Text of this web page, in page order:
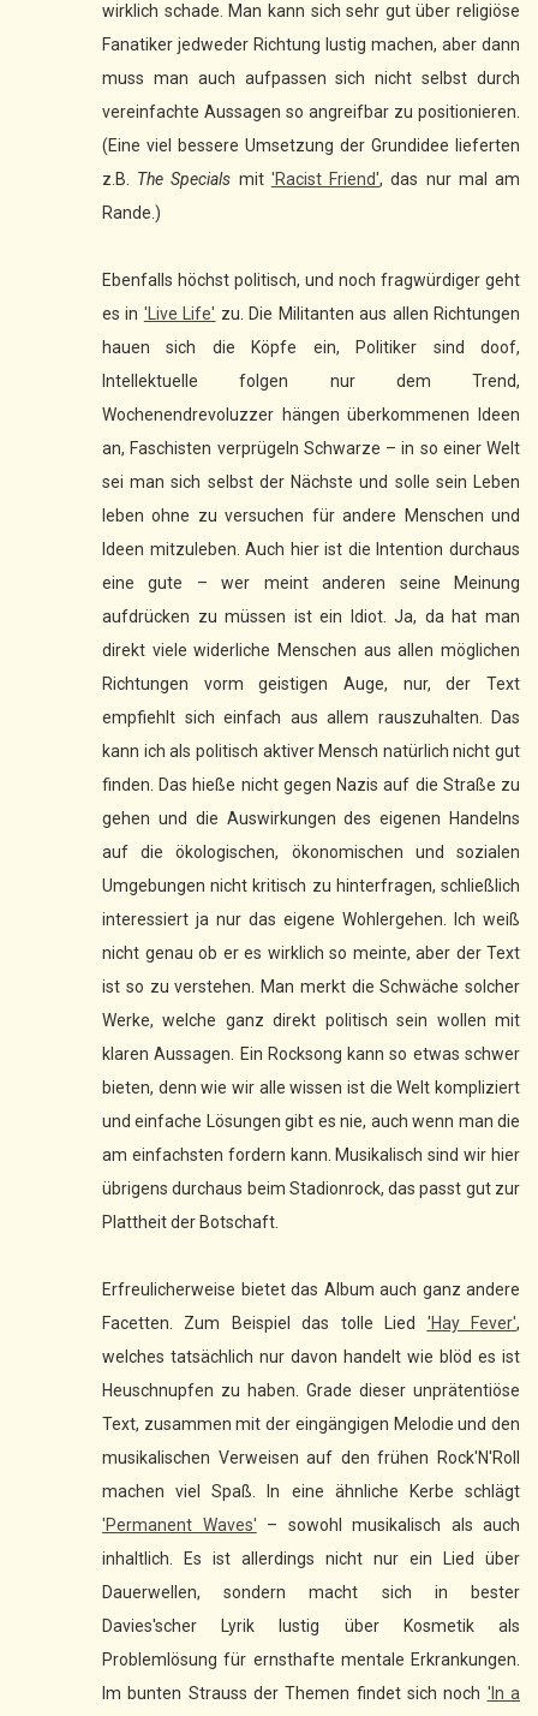
wirklich schade. Man kann sich sehr gut über religiöse
Fanatiker jedweder Richtung lustig machen, aber dann
muss man auch aufpassen sich nicht selbst durch
vereinfachte Aussagen so angreifbar zu positionieren.
(Eine viel bessere Umsetzung der Grundidee lieferten
z.B. The Specials mit 'Racist Friend', das nur mal am
Rande.)
Ebenfalls höchst politisch, und noch fragwürdiger geht
es in 'Live Life' zu. Die Militanten aus allen Richtungen
hauen sich die Köpfe ein, Politiker sind doof,
Intellektuelle folgen nur dem Trend,
Wochenendrevoluzzer hängen überkommenen Ideen
an, Faschisten verprügeln Schwarze – in so einer Welt
sei man sich selbst der Nächste und solle sein Leben
leben ohne zu versuchen für andere Menschen und
Ideen mitzuleben. Auch hier ist die Intention durchaus
eine gute – wer meint anderen seine Meinung
aufdrücken zu müssen ist ein Idiot. Ja, da hat man
direkt viele widerliche Menschen aus allen möglichen
Richtungen vorm geistigen Auge, nur, der Text
empfiehlt sich einfach aus allem rauszuhalten. Das
kann ich als politisch aktiver Mensch natürlich nicht gut
finden. Das hieße nicht gegen Nazis auf die Straße zu
gehen und die Auswirkungen des eigenen Handelns
auf die ökologischen, ökonomischen und sozialen
Umgebungen nicht kritisch zu hinterfragen, schließlich
interessiert ja nur das eigene Wohlergehen. Ich weiß
nicht genau ob er es wirklich so meinte, aber der Text
ist so zu verstehen. Man merkt die Schwäche solcher
Werke, welche ganz direkt politisch sein wollen mit
klaren Aussagen. Ein Rocksong kann so etwas schwer
bieten, denn wie wir alle wissen ist die Welt kompliziert
und einfache Lösungen gibt es nie, auch wenn man die
am einfachsten fordern kann. Musikalisch sind wir hier
übrigens durchaus beim Stadionrock, das passt gut zur
Plattheit der Botschaft.
Erfreulicherweise bietet das Album auch ganz andere
Facetten. Zum Beispiel das tolle Lied 'Hay Fever',
welches tatsächlich nur davon handelt wie blöd es ist
Heuschnupfen zu haben. Grade dieser unprätentiöse
Text, zusammen mit der eingängigen Melodie und den
musikalischen Verweisen auf den frühen Rock'N'Roll
machen viel Spaß. In eine ähnliche Kerbe schlägt
'Permanent Waves' – sowohl musikalisch als auch
inhaltlich. Es ist allerdings nicht nur ein Lied über
Dauerwellen, sondern macht sich in bester
Davies'scher Lyrik lustig über Kosmetik als
Problemlösung für ernsthafte mentale Erkrankungen.
Im bunten Strauss der Themen findet sich noch 'In a